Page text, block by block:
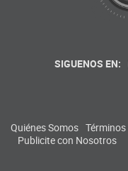
SIGUENOS EN:
Quiénes Somos Términos
Publicite con Nosotros